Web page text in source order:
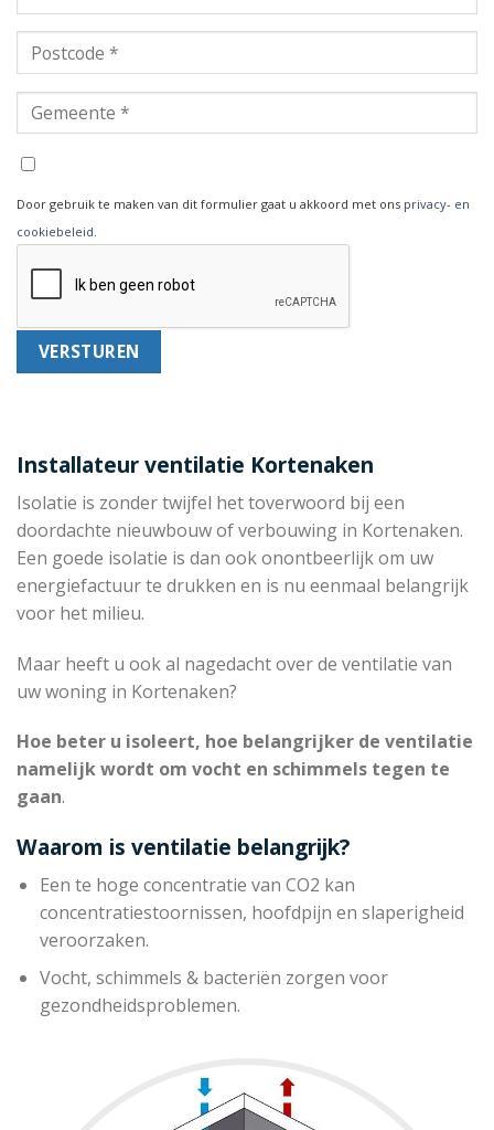
Door gebruik te maken van dit formulier gaat u akkoord met ons privacy- en
cookiebeleid
Installateur ventilatie Kortenaken
Isolatie is zonder twijfel het toverwoord bij een
doordachte nieuwbouw of verbouwing in Kortenaken.
Een goede isolatie is dan ook onontbeerlijk om uw
energiefactuur te drukken en is nu eenmaal belangrijk
voor het milieu.
Maar heeft u ook al nagedacht over de ventilatie van
uw woning in Kortenaken?
Hoe beter u isoleert, hoe belangrijker de ventilatie
namelijk wordt om vocht en schimmels tegen te
gaan.
Waarom is ventilatie belangrijk?
Een te hoge concentratie van CO2 kan
concentratiestoornissen, hoofdpijn en slaperigheid
veroorzaken.
Vocht, schimmels & bacteriën zorgen voor
gezondheidsproblemen.